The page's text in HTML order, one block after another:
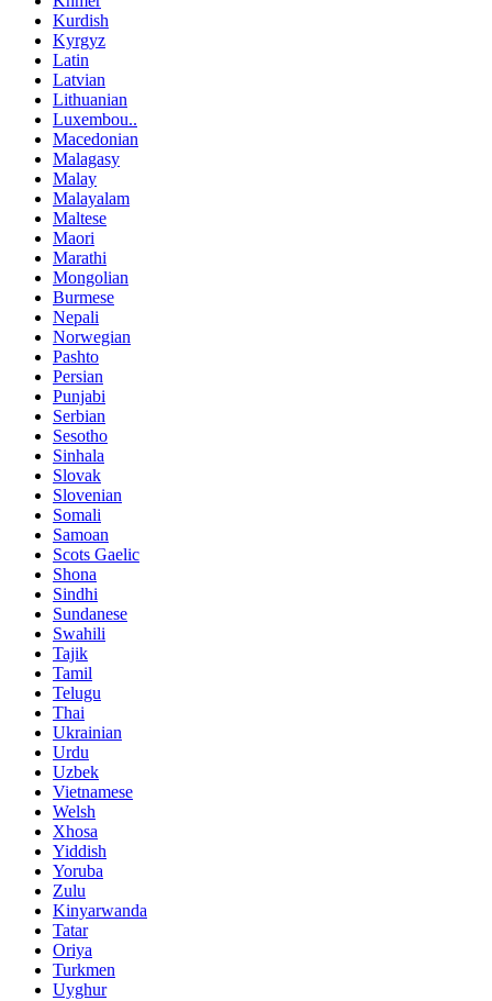
Kurdish
Kyrgyz
Latin
Latvian
Lithuanian
Luxembou..
Macedonian
Malagasy
Malay
Malayalam
Maltese
Maori
Marathi
Mongolian
Burmese
Nepali
Norwegian
Pashto
Persian
Punjabi
Serbian
Sesotho
Sinhala
Slovak
Slovenian
Somali
Samoan
Scots Gaelic
Shona
Sindhi
Sundanese
Swahili
Tajik
Tamil
Telugu
Thai
Ukrainian
Urdu
Uzbek
Vietnamese
Welsh
Xhosa
Yiddish
Yoruba
Zulu
Kinyarwanda
Tatar
Oriya
Turkmen
Uyghur